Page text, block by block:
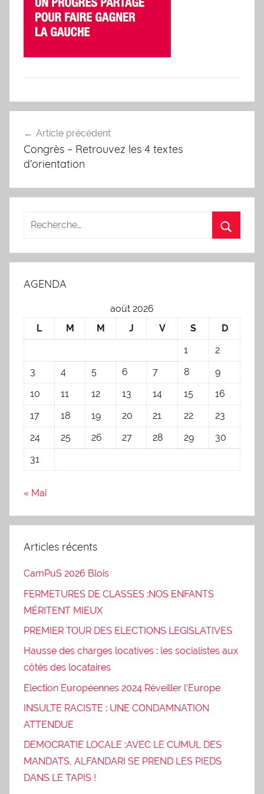
de
l’article
Article précédent
Congrès – Retrouvez les 4 textes
d’orientation
AGENDA
août 2026
L
M M J V S
D
1
2
3
4 5 6 7 8
9
10
11 12 13 14 15
16
17
18 19 20 21 22
23
24
25 26 27 28 29
30
31
« Mai
Articles récents
CamPuS 2026 Blois
FERMETURES DE CLASSES :NOS ENFANTS
MÉRITENT MIEUX
PREMIER TOUR DES ELECTIONS LEGISLATIVES
Hausse des charges locatives : les socialistes aux
côtés des locataires
Election Européennes 2024 Réveiller l’Europe
INSULTE RACISTE : UNE CONDAMNATION
ATTENDUE
DEMOCRATIE LOCALE :AVEC LE CUMUL DES
MANDATS, ALFANDARI SE PREND LES PIEDS
DANS LE TAPIS !